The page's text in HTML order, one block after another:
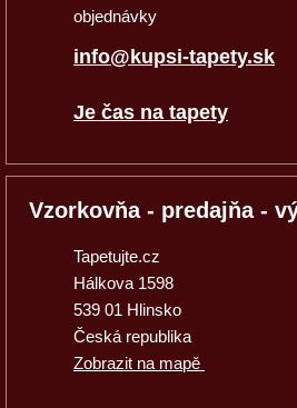
objednávky
info@kupsi-tapety.sk
Je čas na tapety
Vzorkovňa - predajňa -
Tapetujte.cz
Hálkova 1598
539 01 Hlinsko
Česká republika
Zobrazit na mapě